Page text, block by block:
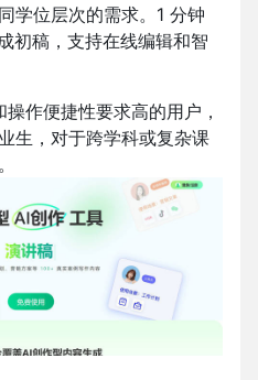
学位层次的需求。1 分钟
初稿，支持在线编辑和智
操作便捷性要求高的用户，
生，对于跨学科或复杂课